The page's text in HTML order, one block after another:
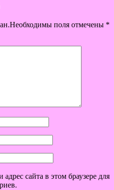
поля отмечены *
сайта в этом браузере для